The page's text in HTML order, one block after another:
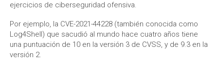
ejercicios de ciberseguridad ofensiva.
Por ejemplo, la CVE-2021-44228 (también conocida como
Log4Shell) que sacudió al mundo hace cuatro años tiene
una puntuación de 10 en la versión 3 de CVSS, y de 9.3 en la
versión 2.